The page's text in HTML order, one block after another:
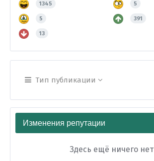
1345 5
5 391
13
Тип публикации
Изменения репутации
Здесь ещё ничего нет